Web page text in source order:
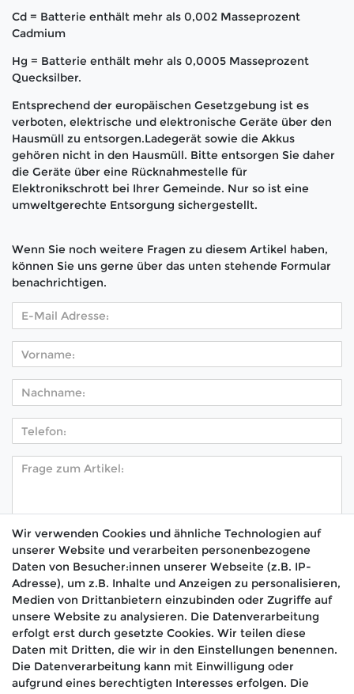
Cd = Batterie enthält mehr als 0,002 Masseprozent
Cadmium
Hg = Batterie enthält mehr als 0,0005 Masseprozent
Quecksilber.
Entsprechend der europäischen Gesetzgebung ist es
verboten, elektrische und elektronische Geräte über den
Hausmüll zu entsorgen.Ladegerät sowie die Akkus
gehören nicht in den Hausmüll. Bitte entsorgen Sie daher
die Geräte über eine Rücknahmestelle für
Elektronikschrott bei Ihrer Gemeinde. Nur so ist eine
umweltgerechte Entsorgung sichergestellt.
Wenn Sie noch weitere Fragen zu diesem Artikel haben,
können Sie uns gerne über das unten stehende Formular
benachrichtigen.
Hiermit bestätige ich, dass ich dieDaten­schutz­
erklärung gelesen habe. *
Absenden
Wir verwenden Cookies und ähnliche Technologien auf
unserer Website und verarbeiten personenbezogene
Daten von Besucher:innen unserer Webseite (z.B. IP-
Adresse), um z.B. Inhalte und Anzeigen zu personalisieren,
Medien von Drittanbietern einzubinden oder Zugriffe auf
unsere Website zu analysieren. Die Datenverarbeitung
erfolgt erst durch gesetzte Cookies. Wir teilen diese
Daten mit Dritten, die wir in den Einstellungen benennen.
Die Datenverarbeitung kann mit Einwilligung oder
aufgrund eines berechtigten Interesses erfolgen. Die